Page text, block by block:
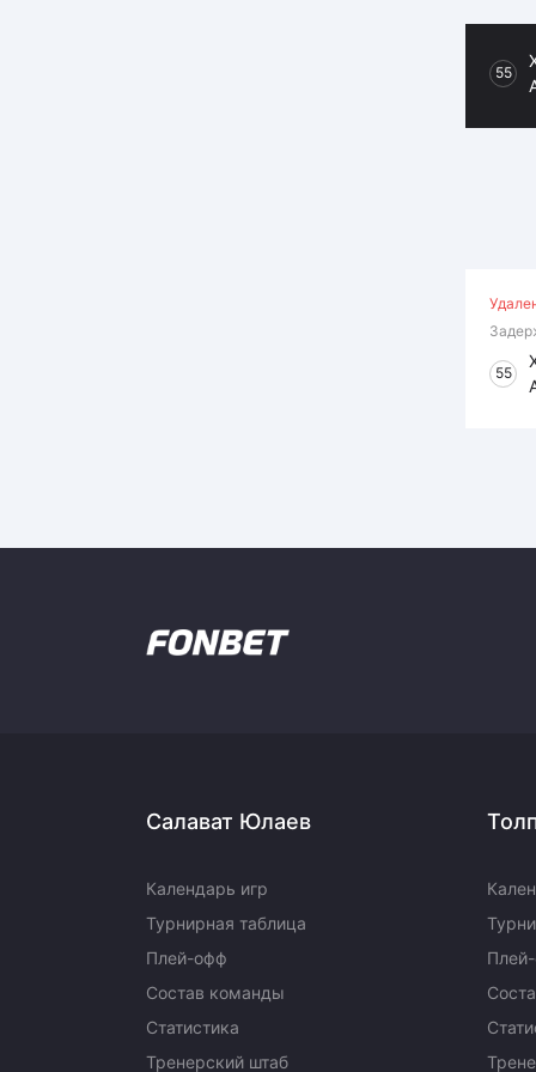
55
55
Салават Юлаев
Календарь игр
Турнирная таблица
Плей-офф
Состав команды
Статистика
Тренерский штаб